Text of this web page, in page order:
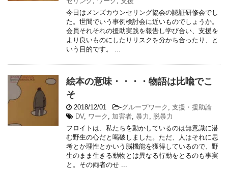
今日はメンズカウンセリング協会の認証研修会でし
た。世間でいう事例検討会に近いものでしょうか。
会員それそれの援助実践を報告し学び合い、支援を
より良いものにしたりリスクを分かち合ったり、と
いう目的です。 ...
絵本の意味・・・・物語は比喩でこ
そ
2018/12/01 -グループワーク , 支援・援助論
DV, ワーク , 加害者, 暴力 , 脱暴力
フロイトは、私たちを動かしているのは無意識に潜
む野生の心だと喝破しました。ただ、人はそれに思
考とか理性とかいう脳機能を獲得しているので、野
生のまま生きる動物とは異なる行動をとるのも事実
と。その両者のせ ...